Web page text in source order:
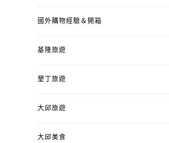
國外購物經驗＆開箱
基隆旅遊
墾丁旅遊
大邱旅遊
大邱美食